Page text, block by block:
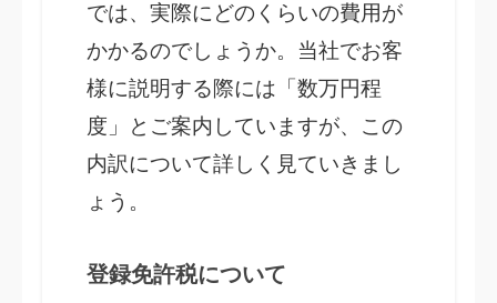
では、実際にどのくらいの費用が
かかるのでしょうか。当社でお客
様に説明する際には「数万円程
度」とご案内していますが、この
内訳について詳しく見ていきまし
ょう。
登録免許税について